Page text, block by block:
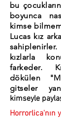
bu
boyunca
kimse
Lucas kız
kızlarla
farkeder.
dökülen
gitseler
kimseyle
Horrorlica'nın